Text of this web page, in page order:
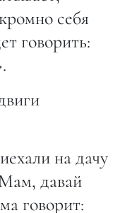
себя
говорить:
на дачу
давай
говорит: